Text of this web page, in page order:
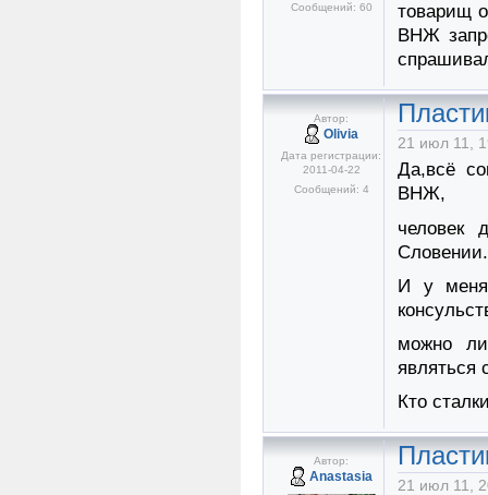
Сообщений: 60
товарищ
ВНЖ
Автор:
Olivia
Дата регистрации:
2011-04-22
Сообщений: 4
21 июл 11,
Да,всё
ВНЖ,
человек
Словении.
И у
можно
являться
Кто
Автор:
Anastasia
21 июл 11,